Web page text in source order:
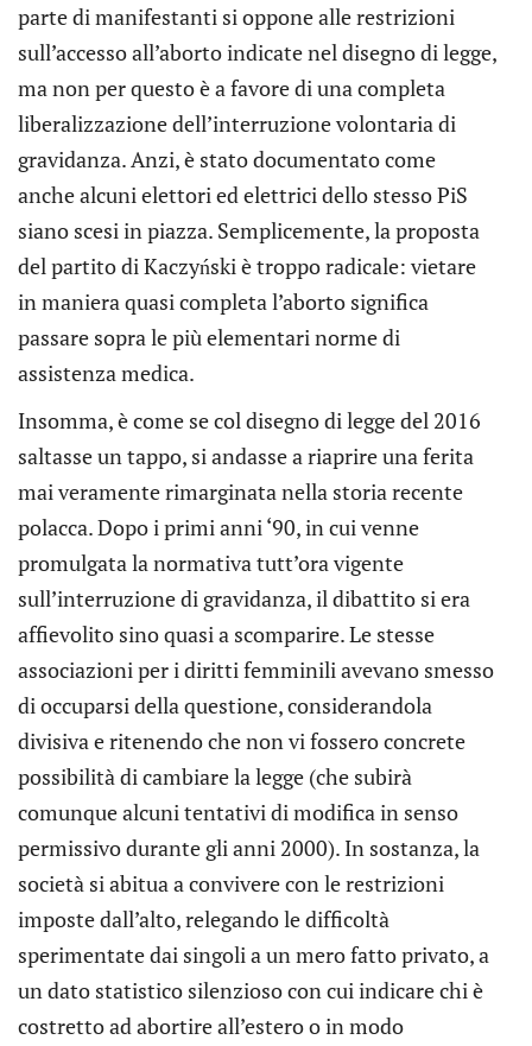
parte di manifestanti si oppone alle restrizioni
sull’accesso all’aborto indicate nel disegno di legge,
ma non per questo è a favore di una completa
liberalizzazione dell’interruzione volontaria di
gravidanza. Anzi, è stato documentato come
anche alcuni elettori ed elettrici dello stesso PiS
siano scesi in piazza. Semplicemente, la proposta
del partito di Kaczyński è troppo radicale: vietare
in maniera quasi completa l’aborto significa
passare sopra le più elementari norme di
assistenza medica.
Insomma, è come se col disegno di legge del 2016
saltasse un tappo, si andasse a riaprire una ferita
mai veramente rimarginata nella storia recente
polacca. Dopo i primi anni ‘90, in cui venne
promulgata la normativa tutt’ora vigente
sull’interruzione di gravidanza, il dibattito si era
affievolito sino quasi a scomparire. Le stesse
associazioni per i diritti femminili avevano smesso
di occuparsi della questione, considerandola
divisiva e ritenendo che non vi fossero concrete
possibilità di cambiare la legge (che subirà
comunque alcuni tentativi di modifica in senso
permissivo durante gli anni 2000). In sostanza, la
società si abitua a convivere con le restrizioni
imposte dall’alto, relegando le difficoltà
sperimentate dai singoli a un mero fatto privato, a
un dato statistico silenzioso con cui indicare chi è
costretto ad abortire all’estero o in modo